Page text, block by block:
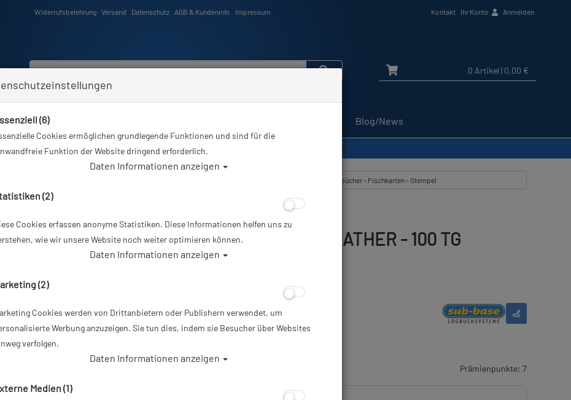
Widerrufsbelehrung Versand Datenschutz AGB & Kundeninfo Impressum Kontakt Ihr Konto Anmelden
0 Artikel | 0,00 €
Schwimmen Blog/News
Sie sind hier Tauchausrüstung Logbuchseiten REBREATHER - 100 TG
Alle Artikel zeigen aus: Logbücher - Fischkarten - Stempel
Logbuchseiten REBREATHER - 100 TG
Artikelnr.: base-360
6,95 €*
Prämienpunkte: 7
(6)
Cookies ermöglichen grundlegende Funktionen und sind für die
Funktion der Website dringend erforderlich.
Daten Informationen anzeigen
(2)
Cookies erfassen anonyme Statistiken. Diese Informationen helfen uns zu
wie wir unsere Website noch weiter optimieren können.
Daten Informationen anzeigen
(2)
Cookies werden von Drittanbietern oder Publishern verwendet, um
Werbung anzuzeigen. Sie tun dies, indem sie Besucher über Websites
verfolgen.
Daten Informationen anzeigen
Medien (1)